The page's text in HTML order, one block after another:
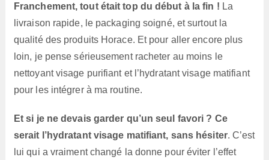
Franchement, tout était top du début à la fin ! La
livraison rapide, le packaging soigné, et surtout la
qualité des produits Horace. Et pour aller encore plus
loin, je pense sérieusement racheter au moins le
nettoyant visage purifiant et l’hydratant visage matifiant
pour les intégrer à ma routine.
Et si je ne devais garder qu’un seul favori ? Ce
serait l’hydratant visage matifiant, sans hésiter. C’est
lui qui a vraiment changé la donne pour éviter l’effet